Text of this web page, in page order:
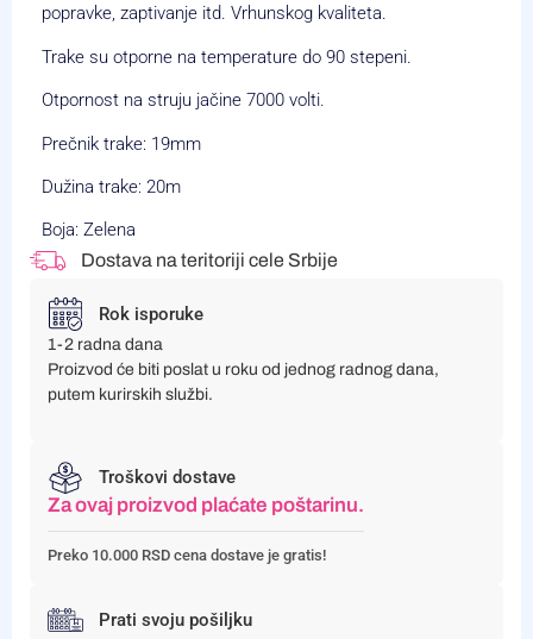
popravke, zaptivanje itd. Vrhunskog kvaliteta.
Trake su otporne na temperature do 90 stepeni.
Otpornost na struju jačine 7000 volti.
Prečnik trake: 19mm
Dužina trake: 20m
Boja: Zelena
Dostava na teritoriji cele Srbije
Rok isporuke
1-2 radna dana
Proizvod će biti poslat u roku od jednog radnog dana,
putem kurirskih službi.
Troškovi dostave
Za ovaj proizvod plaćate poštarinu.
Preko 10.000 RSD cena dostave je gratis!
Prati svoju pošiljku